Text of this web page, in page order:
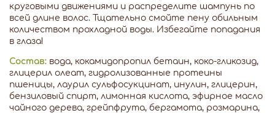
круговыми движениями и распределите шампунь по
всей длине волос. Тщательно смойте пену обильным
количеством прохладной воды. Избегайте попадания
в глаза!
Состав: вода, кокамидопропил бетаин, коко-гликозид,
глицерил олеат, гидролизованные протеины
пшеницы, лаурил сульфосукцинат, инулин, глицерин,
бензиловый спирт, лимонная кислота, эфирное масло
чайного дерева, грейпфрута, бергамота, розмарина,